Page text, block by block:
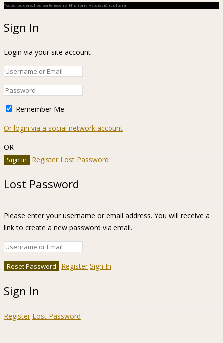
Todos los derechos pertenecen a Hislibris Asociación cultural
Sign In
Login via your site account
Remember Me
Or login via a social network account
OR
Register Lost Password
Lost Password
Please enter your username or email address. You will receive a
link to create a new password via email.
Register Sign In
Sign In
Register Lost Password